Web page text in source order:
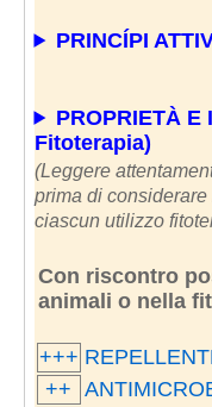
PRINCÍPI
PROPRIETÀ E
Fitoterapia)
(Leggere
prima di
ciascun utilizzo
Con riscontro
animali o nella
+++
++